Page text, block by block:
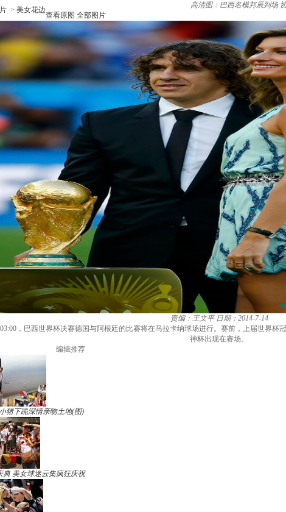
> 美女花边
高清图：巴西名模邦辰到场
查看原图 全部图片
责编：王文平 日期：2014-7-14
，巴西世界杯决赛德国与阿根廷的比赛将在马拉卡纳球场进行。赛前，上届世界
神杯出现在赛场。
编辑推荐
猪下跪深情亲吻土地(图)
典 美女球迷云集疯狂庆祝